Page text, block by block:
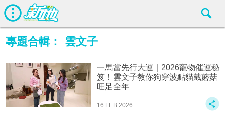
專題合輯： 雲文子
一馬當先行大運｜2026寵物催運秘
笈！雲文子教你狗穿波點貓戴蘑菇
旺足全年
16 FEB 2026